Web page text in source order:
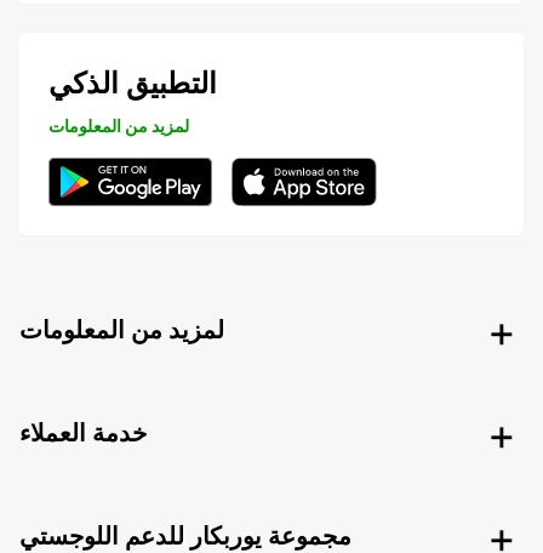
التطبيق الذكي
لمزيد من المعلومات
لمزيد من المعلومات
خدمة العملاء
مجموعة يوربكار للدعم اللوجستي